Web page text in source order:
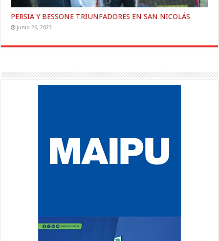
PERSIA Y BESSONE TRIUNFADORES EN SAN NICOLÁS
junio 26, 2023